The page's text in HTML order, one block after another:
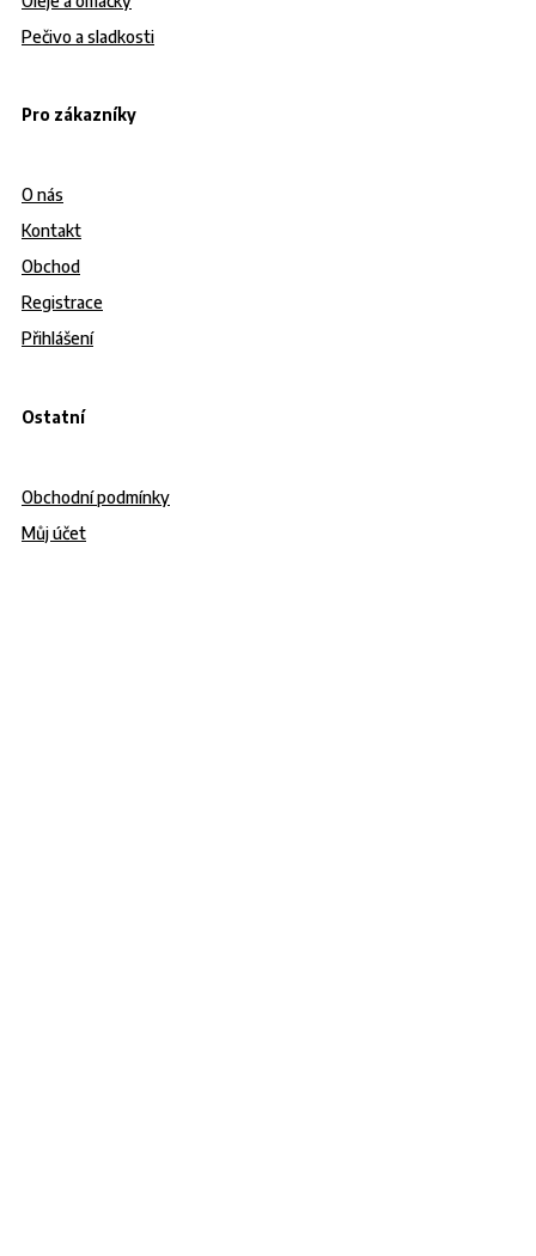
Pečivo a sladkosti
Pro zákazníky
O nás
Kontakt
Obchod
Registrace
Přihlášení
Ostatní
Obchodní podmínky
Můj účet